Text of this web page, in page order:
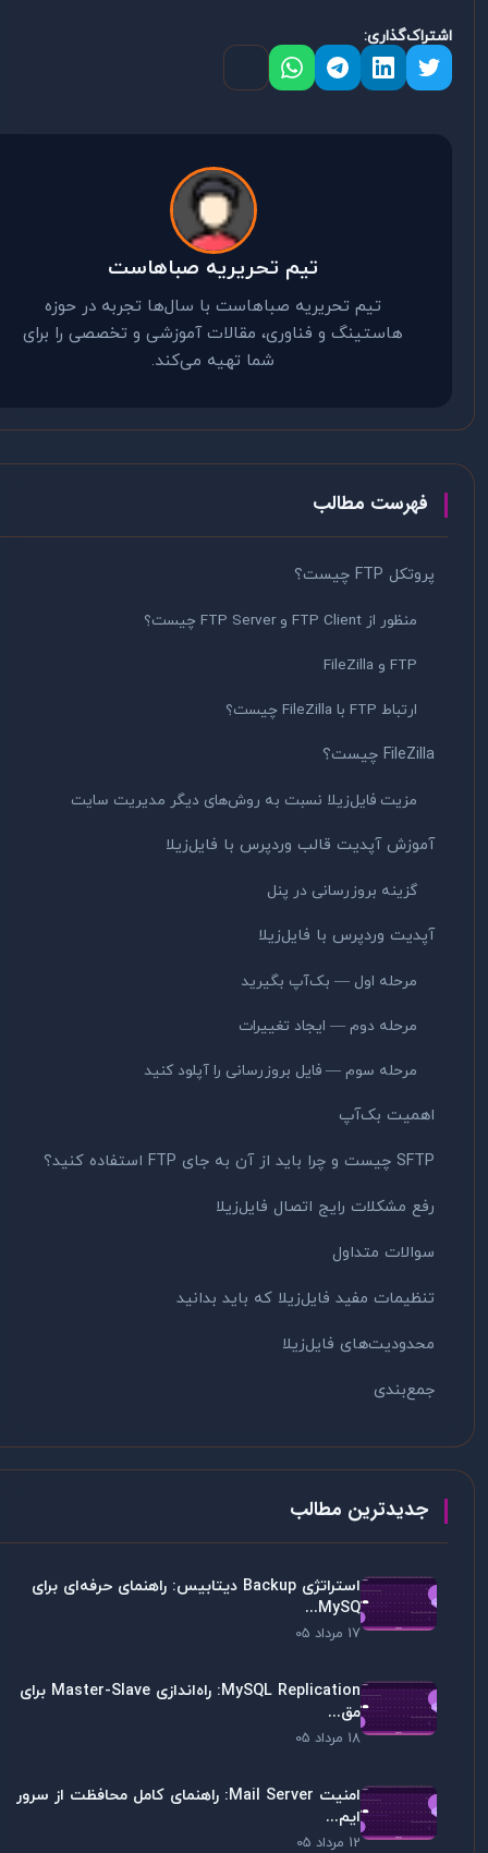
تیم تحریریه صباهاست
تیم تحریریه صباهاست با سال‌ها تجربه در حوزه
هاستینگ و فناوری، مقالات آموزشی و تخصصی را برای
شما تهیه می‌کند.
فهرست مطالب
پروتکل FTP چیست؟
منظور از FTP Client و FTP Server چیست؟
FileZilla چیست؟
مزیت فایل‌زیلا نسبت به روش‌های دیگر مدیریت سایت
آموزش آپدیت قالب وردپرس با فایل‌زیلا
گزینه بروزرسانی در پنل
آپدیت وردپرس با فایل‌زیلا
مرحله اول — بک‌آپ بگیرید
مرحله دوم — ایجاد تغییرات
مرحله سوم — فایل بروزرسانی را آپلود کنید
اهمیت بک‌آپ
رفع مشکلات رایج اتصال فایل‌زیلا
سوالات متداول
تنظیمات مفید فایل‌زیلا که باید بدانید
محدودیت‌های فایل‌زیلا
جمع‌بندی
جدیدترین مطالب
استراتژی Backup دیتابیس: راهنمای حرفه‌ای برای
MySQ...
17 مرداد 05
MySQL Replication: راه‌اندازی Master-Slave برای
مق...
18 مرداد 05
امنیت Mail Server: راهنمای کامل محافظت از سرور
ایم...
12 مرداد 05